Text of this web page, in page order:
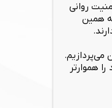
روانی
همین
می‌پردازیم.
هموارتر